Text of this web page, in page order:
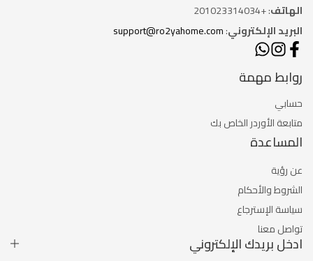
الهاتف: +201023314034
البريد الإلكتروني:
support@ro2yahome.com
روابط مهمة
حسابي
متابعة الأوردر الخاص بك
المساعدة
عن رؤية
الشروط والأحكام
سياسة الإسترجاع
تواصل معنا
ادخل بريدك الإلكتروني